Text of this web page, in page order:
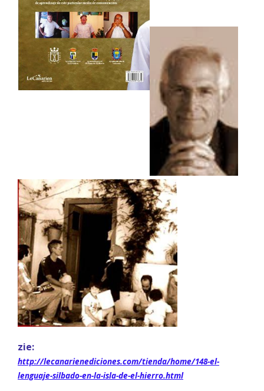
zie:
http://lecanarienediciones.com/tienda/home/148-el-
lenguaje-silbado-en-la-isla-de-el-hierro.html